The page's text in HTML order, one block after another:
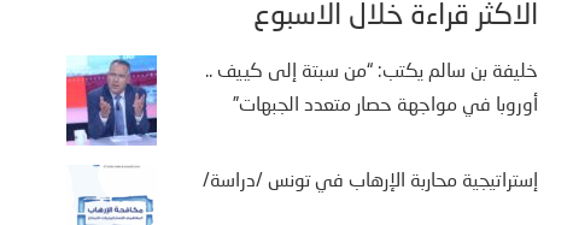
الأكثر قراءة خلال الأسبوع
خليفة بن سالم يكتب: “من سبتة إلى كييف ..
أوروبا في مواجهة حصار متعدد الجبهات”
إستراتيجية محاربة الإرهاب في تونس /دراسة/